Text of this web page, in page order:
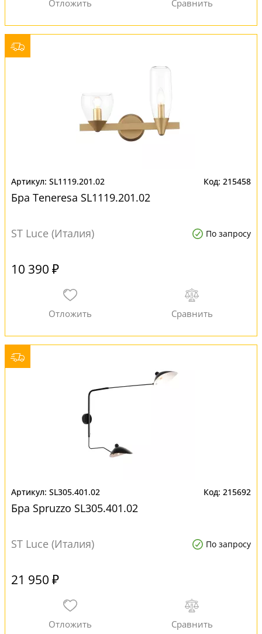
SL1119.201.02 215458
Бра Teneresa SL1119.201.02
ST Luce (Италия) По запросу
10 390 ₽
SL305.401.02 215692
Бра Spruzzo SL305.401.02
ST Luce (Италия) По запросу
21 950 ₽